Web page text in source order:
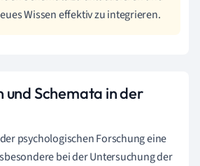
Wissen effektiv zu integrieren.
und Schemata in der
psychologischen Forschung eine
bei der Untersuchung der